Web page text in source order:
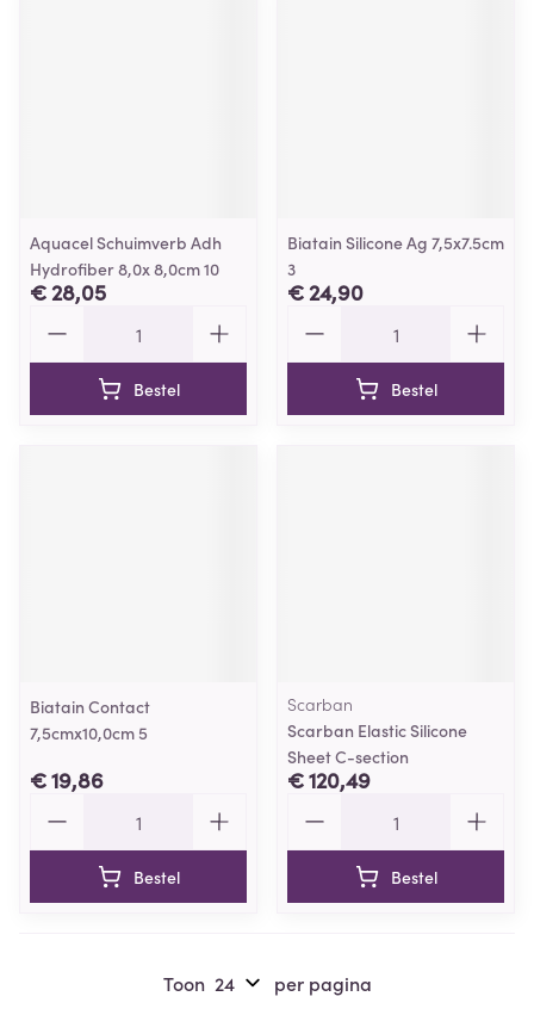
Aquacel Schuimverb Adh
Hydrofiber 8,0x 8,0cm 10
€ 28,05
Bestel
Biatain Silicone Ag 7,5x7.5cm
3
€ 24,90
Bestel
Biatain Contact
7,5cmx10,0cm 5
€ 19,86
Bestel
Scarban
Scarban Elastic Silicone
Sheet C-section
€ 120,49
Bestel
Toon per pagina